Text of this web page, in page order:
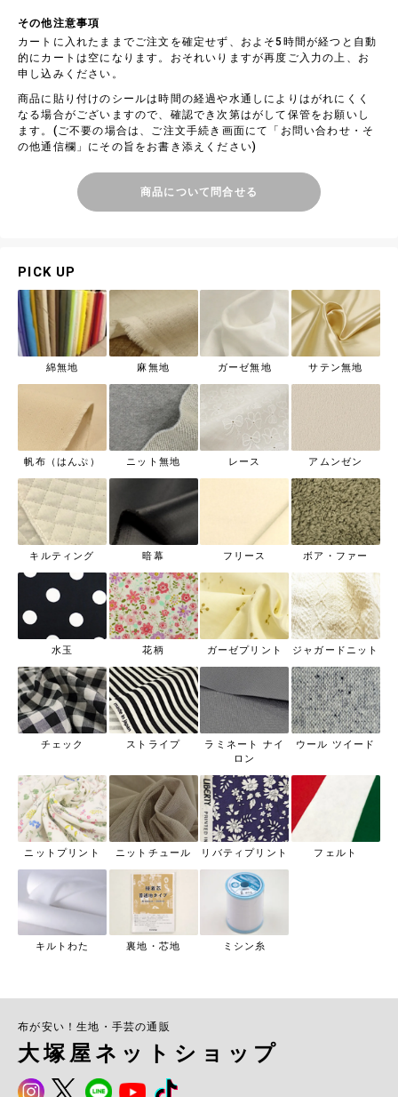
その他注意事項
カートに入れたままでご注文を確定せず、およそ5時間が経つと自動
的にカートは空になります。おそれいりますが再度ご入力の上、お
申し込みください。
商品に貼り付けのシールは時間の経過や水通しによりはがれにくく
なる場合がございますので、確認でき次第はがして保管をお願いし
ます。(ご不要の場合は、ご注文手続き画面にて「お問い合わせ・そ
の他通信欄」にその旨をお書き添えください)
商品について問合せる
PICK UP
綿無地 麻無地 ガーゼ無地 サテン無地
帆布（はんぷ） ニット無地 レース アムンゼン
キルティング 暗幕 フリース ボア・ファー
水玉 花柄 ガーゼプリント ジャガードニット
チェック ストライプ
ラミネート ナイ
ロン
ウール ツイード
ニットプリント ニットチュール リバティプリント フェルト
キルトわた 裏地・芯地 ミシン糸
布が安い！生地・手芸の通販
大塚屋ネットショップ